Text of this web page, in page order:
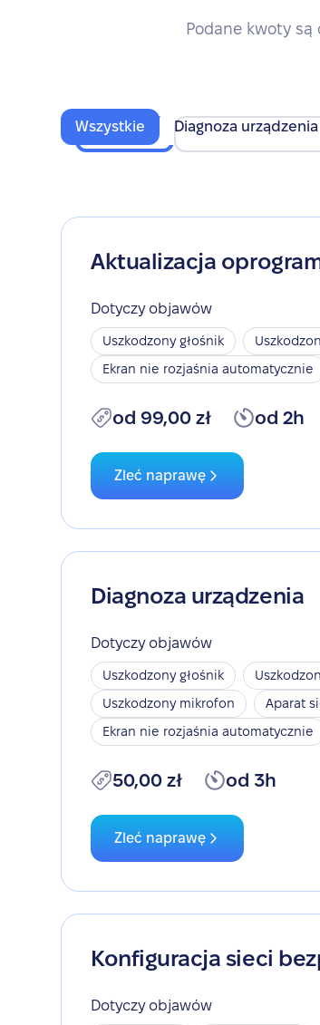
Podane kwoty
Wszystkie Diagnoza urządzenia
Aktualizacja
Dotyczy objawów
Uszkodzony głośnik
Ekran nie rozjaśnia automatycznie
od 99,00 zł od 2h
Zleć naprawę
Diagnoza urządzenia
Dotyczy objawów
Uszkodzony głośnik
Uszkodzony mikrofon
Aparat
Ekran nie rozjaśnia automatycznie
50,00 zł od 3h
Zleć naprawę
Konfiguracja sieci
Dotyczy objawów